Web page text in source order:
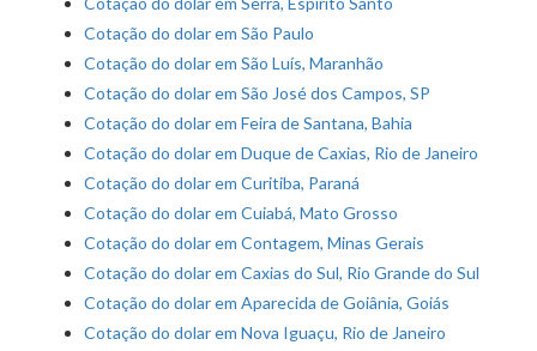
Cotação do dolar em São Paulo
Cotação do dolar em São Luís, Maranhão
Cotação do dolar em São José dos Campos, SP
Cotação do dolar em Feira de Santana, Bahia
Cotação do dolar em Duque de Caxias, Rio de Janeiro
Cotação do dolar em Curitiba, Paraná
Cotação do dolar em Cuiabá, Mato Grosso
Cotação do dolar em Contagem, Minas Gerais
Cotação do dolar em Caxias do Sul, Rio Grande do Sul
Cotação do dolar em Aparecida de Goiânia, Goiás
Cotação do dolar em Nova Iguaçu, Rio de Janeiro